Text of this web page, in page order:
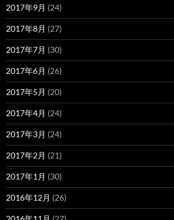
2017年9月 (24)
2017年8月 (27)
2017年7月 (30)
2017年6月 (26)
2017年5月 (20)
2017年4月 (24)
2017年3月 (24)
2017年2月 (21)
2017年1月 (30)
2016年12月 (26)